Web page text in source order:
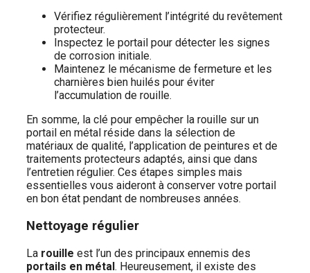
Vérifiez régulièrement l’intégrité du revêtement
protecteur.
Inspectez le portail pour détecter les signes
de corrosion initiale.
Maintenez le mécanisme de fermeture et les
charnières bien huilés pour éviter
l’accumulation de rouille.
En somme, la clé pour empêcher la rouille sur un
portail en métal réside dans la sélection de
matériaux de qualité, l’application de peintures et de
traitements protecteurs adaptés, ainsi que dans
l’entretien régulier. Ces étapes simples mais
essentielles vous aideront à conserver votre portail
en bon état pendant de nombreuses années.
Nettoyage régulier
La rouille est l’un des principaux ennemis des
portails en métal. Heureusement, il existe des